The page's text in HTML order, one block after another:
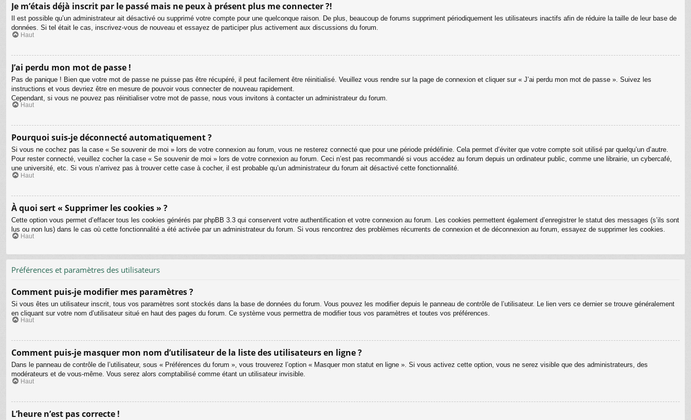
Je m’étais déjà inscrit par le passé mais ne peux à présent plus me connecter ?!
Il est possible qu’un administrateur ait désactivé ou supprimé votre compte pour une quelconque raison. De plus, beaucoup de forums suppriment périodiquement les utilisateurs inactifs afin de réduire la taille de leur base de
données. Si tel était le cas, inscrivez-vous de nouveau et essayez de participer plus activement aux discussions du forum.
Haut
J’ai perdu mon mot de passe !
Pas de panique ! Bien que votre mot de passe ne puisse pas être récupéré, il peut facilement être réinitialisé. Veuillez vous rendre sur la page de connexion et cliquer sur « J’ai perdu mon mot de passe ». Suivez les
instructions et vous devriez être en mesure de pouvoir vous connecter de nouveau rapidement.
Cependant, si vous ne pouvez pas réinitialiser votre mot de passe, nous vous invitons à contacter un administrateur du forum.
Haut
Pourquoi suis-je déconnecté automatiquement ?
Si vous ne cochez pas la case « Se souvenir de moi » lors de votre connexion au forum, vous ne resterez connecté que pour une période prédéfinie. Cela permet d’éviter que votre compte soit utilisé par quelqu’un d’autre.
Pour rester connecté, veuillez cocher la case « Se souvenir de moi » lors de votre connexion au forum. Ceci n’est pas recommandé si vous accédez au forum depuis un ordinateur public, comme une librairie, un cybercafé,
une université, etc. Si vous n’arrivez pas à trouver cette case à cocher, il est probable qu’un administrateur du forum ait désactivé cette fonctionnalité.
Haut
À quoi sert « Supprimer les cookies » ?
Cette option vous permet d’effacer tous les cookies générés par phpBB 3.3 qui conservent votre authentification et votre connexion au forum. Les cookies permettent également d’enregistrer le statut des messages (s’ils sont
lus ou non lus) dans le cas où cette fonctionnalité a été activée par un administrateur du forum. Si vous rencontrez des problèmes récurrents de connexion et de déconnexion au forum, essayez de supprimer les cookies.
Haut
Préférences et paramètres des utilisateurs
Comment puis-je modifier mes paramètres ?
Si vous êtes un utilisateur inscrit, tous vos paramètres sont stockés dans la base de données du forum. Vous pouvez les modifier depuis le panneau de contrôle de l’utilisateur. Le lien vers ce dernier se trouve généralement
en cliquant sur votre nom d’utilisateur situé en haut des pages du forum. Ce système vous permettra de modifier tous vos paramètres et toutes vos préférences.
Haut
Comment puis-je masquer mon nom d’utilisateur de la liste des utilisateurs en ligne ?
Dans le panneau de contrôle de l’utilisateur, sous « Préférences du forum », vous trouverez l’option « Masquer mon statut en ligne ». Si vous activez cette option, vous ne serez visible que des administrateurs, des
modérateurs et de vous-même. Vous serez alors comptabilisé comme étant un utilisateur invisible.
Haut
L’heure n’est pas correcte !